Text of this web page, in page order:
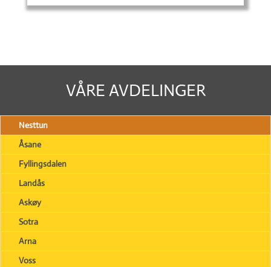
VÅRE AVDELINGER
Nesttun
Åsane
Fyllingsdalen
Landås
Askøy
Sotra
Arna
Voss